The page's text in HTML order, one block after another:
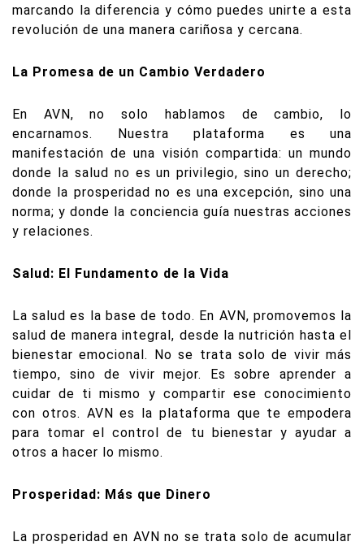
marcando la diferencia y cómo puedes unirte a esta
revolución de una manera cariñosa y cercana.
La Promesa de un Cambio Verdadero
En AVN, no solo hablamos de cambio, lo
encarnamos. Nuestra plataforma es una
manifestación de una visión compartida: un mundo
donde la salud no es un privilegio, sino un derecho;
donde la prosperidad no es una excepción, sino una
norma; y donde la conciencia guía nuestras acciones
y relaciones.
Salud: El Fundamento de la Vida
La salud es la base de todo. En AVN, promovemos la
salud de manera integral, desde la nutrición hasta el
bienestar emocional. No se trata solo de vivir más
tiempo, sino de vivir mejor. Es sobre aprender a
cuidar de ti mismo y compartir ese conocimiento
con otros. AVN es la plataforma que te empodera
para tomar el control de tu bienestar y ayudar a
otros a hacer lo mismo.
Prosperidad: Más que Dinero
La prosperidad en AVN no se trata solo de acumular